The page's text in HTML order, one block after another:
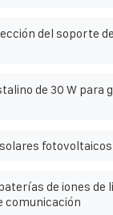
del soporte
de 30 W para
fotovoltaicos
de iones de
comunicación